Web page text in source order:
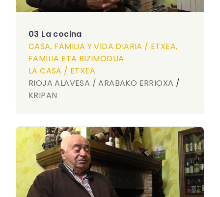
03 La cocina
CASA, FAMILIA Y VIDA DIARIA / ETXEA,
FAMILIA ETA BIZIMODUA
LA CASA / ETXEA
RIOJA ALAVESA / ARABAKO ERRIOXA /
KRIPAN